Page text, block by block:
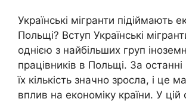
Українські мігранти підіймають
Польщі? Вступ Українські
однією з найбільших груп
працівників в Польщі. За останні
їх кількість значно зросла, і це
вплив на економіку країни. У цій